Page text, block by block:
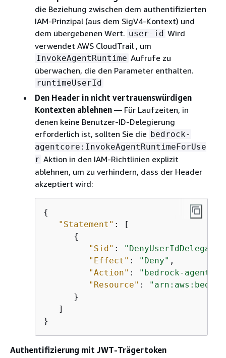
die Beziehung zwischen dem authentifizierten
IAM-Prinzipal (aus dem SigV4-Kontext) und
dem übergebenen Wert. user-id Wird
verwendet AWS CloudTrail , um
InvokeAgentRuntime Aufrufe zu
überwachen, die den Parameter enthalten.
runtimeUserId
Den Header in nicht vertrauenswürdigen
Kontexten ablehnen— Für Laufzeiten, in
denen keine Benutzer-ID-Delegierung
erforderlich ist, sollten Sie die bedrock-
agentcore:InvokeAgentRuntimeForUse
r Aktion in den IAM-Richtlinien explizit
ablehnen, um zu verhindern, dass der Header
akzeptiert wird:
{
"Statement" : [
{
"Sid" :
"Effect" : "Deny" ,
"Action" :
"bedrock-
"Resource" :
      }
   ]
}
Authentifizierung mit JWT-Trägertoken